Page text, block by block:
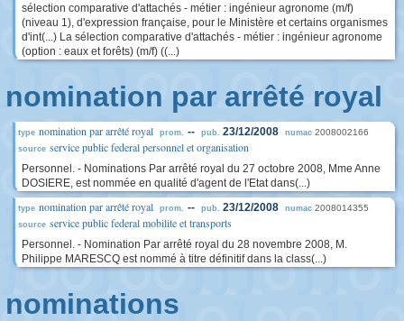
sélection comparative d'attachés - métier : ingénieur agronome (m/f)
(niveau 1), d'expression française, pour le Ministère et certains organismes
d'int(...) La sélection comparative d'attachés - métier : ingénieur agronome
(option : eaux et forêts) (m/f) ((...)
nomination par arrêté royal
type nomination par arrêté royal prom. -- pub. 23/12/2008 numac 2008002166
source service public federal personnel et organisation
Personnel. - Nominations Par arrêté royal du 27 octobre 2008, Mme Anne
DOSIERE, est nommée en qualité d'agent de l'Etat dans(...)
type nomination par arrêté royal prom. -- pub. 23/12/2008 numac 2008014355
source service public federal mobilite et transports
Personnel. - Nomination Par arrêté royal du 28 novembre 2008, M.
Philippe MARESCQ est nommé à titre définitif dans la class(...)
nominations